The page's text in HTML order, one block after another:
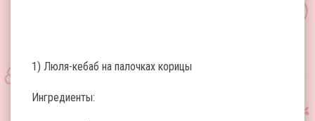
1) Люля-кебаб на палочках корицы
Ингредиенты: